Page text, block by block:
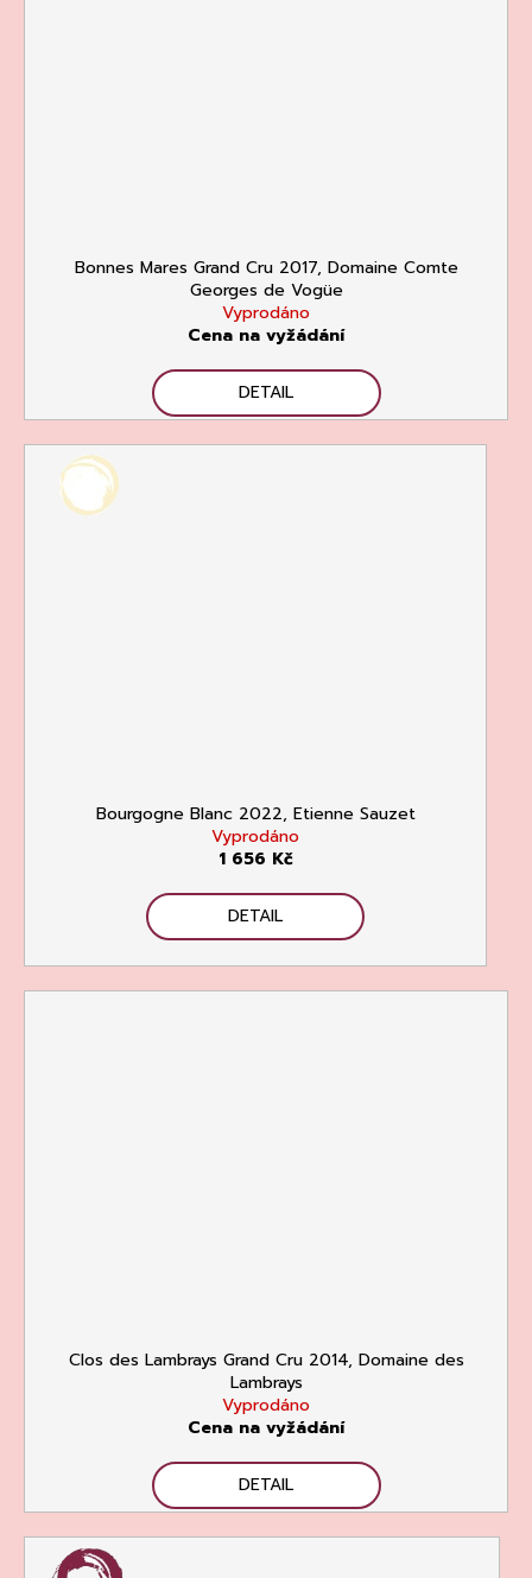
Bonnes Mares Grand Cru 2017, Domaine Comte
Georges de Vogüe
Vyprodáno
Cena na vyžádání
DETAIL
Bourgogne Blanc 2022, Etienne Sauzet
Vyprodáno
1 656 Kč
DETAIL
Clos des Lambrays Grand Cru 2014, Domaine des
Lambrays
Vyprodáno
Cena na vyžádání
DETAIL